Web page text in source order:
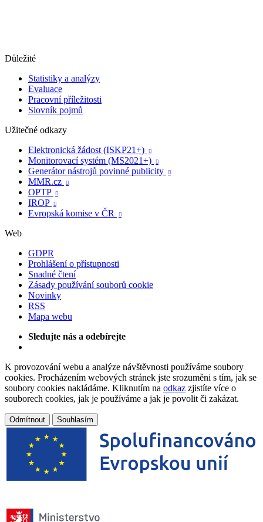
Důležité
Statistiky a analýzy
Evaluace
Pracovní příležitosti
Slovník pojmů
Užitečné odkazy
Elektronická žádost (ISKP21+)

Monitorovací systém (MS2021+) 
Generátor nástrojů povinné publicity 
MMR.cz 
OPTP 
IROP 
Evropská komise v ČR 
Web
GDPR
Prohlášení o přístupnosti
Snadné čtení
Zásady používání souborů cookie
Novinky
RSS
Mapa webu
Sledujte nás a odebírejte
K provozování webu a analýze návštěvnosti používáme soubory
cookies. Procházením webových stránek jste srozuměni s tím, jak se
soubory cookies nakládáme. Kliknutím na odkaz zjistíte více o
souborech cookies, jak je používáme a jak je povolit či zakázat.
Odmítnout Souhlasím